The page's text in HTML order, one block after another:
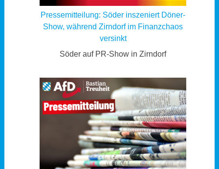
Pressemitteilung: Söder inszeniert Döner-
Show, während Zirndorf im Finanzchaos
versinkt
Söder auf PR-Show in Zirndorf